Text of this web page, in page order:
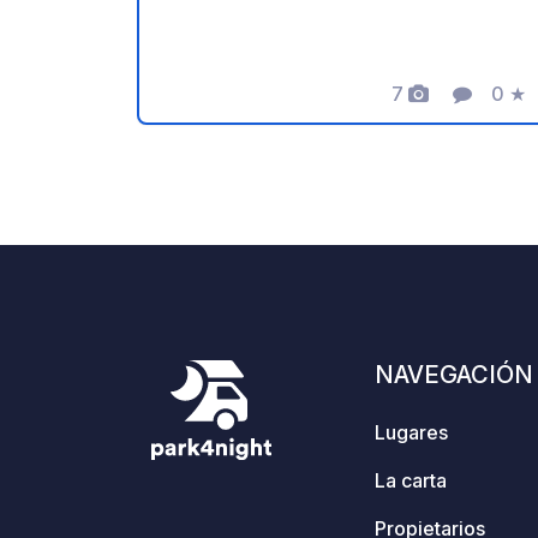
Recordatorio: - Recuerde registrar el
geoCode a su llegada - Mi vehículo
7
Fotos
0 ★
NAVEGACIÓN
Lugares
La carta
Propietarios